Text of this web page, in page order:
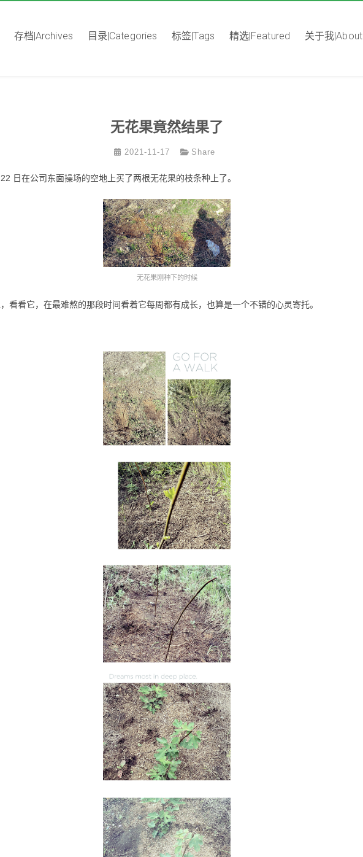
存档|Archives 目录|Categories 标签|Tags 精选|Featured 关于我|About
无花果竟然结果了
2021-11-17 Share
日在公司东面操场的空地上买了两根无花果的枝条种上了。
无花果刚种下的时候
看看它，在最难熬的那段时间看着它每周都有成长，也算是一个不错的心灵寄托。